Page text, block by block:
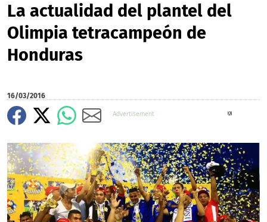
La actualidad del plantel del
Olimpia tetracampeón de
Honduras
16/03/2016
X